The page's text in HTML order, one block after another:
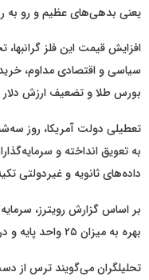
یعنی بدهی‌های عظیم و رو به
افزایش قیمت این فلز
سیاسی و اقتصادی مداوم،
بورس طلا و تضعیف ارزش دلار
تعطیلی دولت آمریکا، روز
به تعویق انداخته و
داده‌های ثانویه و غیردولتی
بر اساس گزارش رویترز،
بهره به میزان ۲۵ واحد پایه و در دسامبر نیز ۲۵ واحد پایه دیگر کاهش یابد.
تحلیلگران می‌گویند ترس از